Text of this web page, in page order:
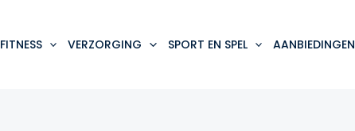
FITNESS VERZORGING SPORT EN SPEL AANBIEDINGEN